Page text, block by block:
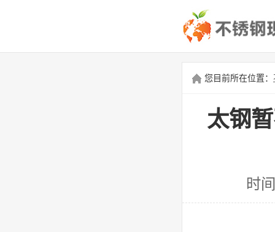
您目前所在位置：
太钢
时